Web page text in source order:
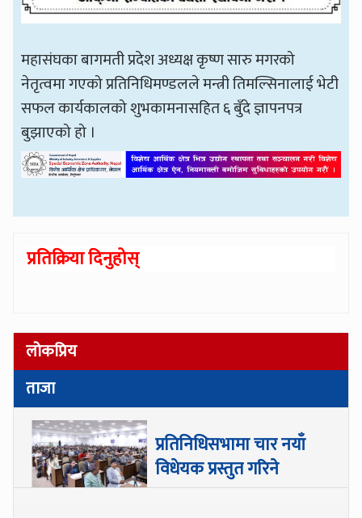
महासंघका बागमती प्रदेश अध्यक्ष कृष्ण सारु मगरको
नेतृत्वमा गएको प्रतिनिधिमण्डलले मन्त्री तिमल्सिनालाई भेटी
सफल कार्यकालको शुभकामनासहित ६ बुँदे ज्ञापनपत्र
बुझाएको हो ।
प्रतिक्रिया दिनुहोस्
लोकप्रिय
ताजा
प्रतिनिधिसभामा चार नयाँ
विधेयक प्रस्तुत गरिने